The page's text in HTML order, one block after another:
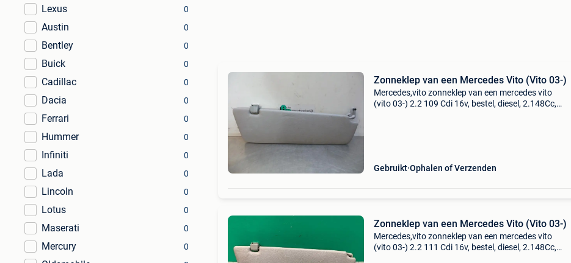
Lexus 0
Austin 0
Bentley 0
Buick 0
Cadillac 0
Dacia 0
Ferrari 0
Hummer 0
Infiniti 0
Lada 0
Lincoln 0
Lotus 0
Maserati 0
Mercury 0
Zonneklep van een Mercedes Vito (Vito 03-)
Mercedes,vito zonneklep van een mercedes vito
(vito 03-) 2.2 109 Cdi 16v, bestel, diesel, 2.148Cc,
Gebruikt Ophalen of Verzenden
Zonneklep van een Mercedes Vito (Vito 03-)
Mercedes,vito zonneklep van een mercedes vito
(vito 03-) 2.2 111 Cdi 16v, bestel, diesel, 2.148Cc,